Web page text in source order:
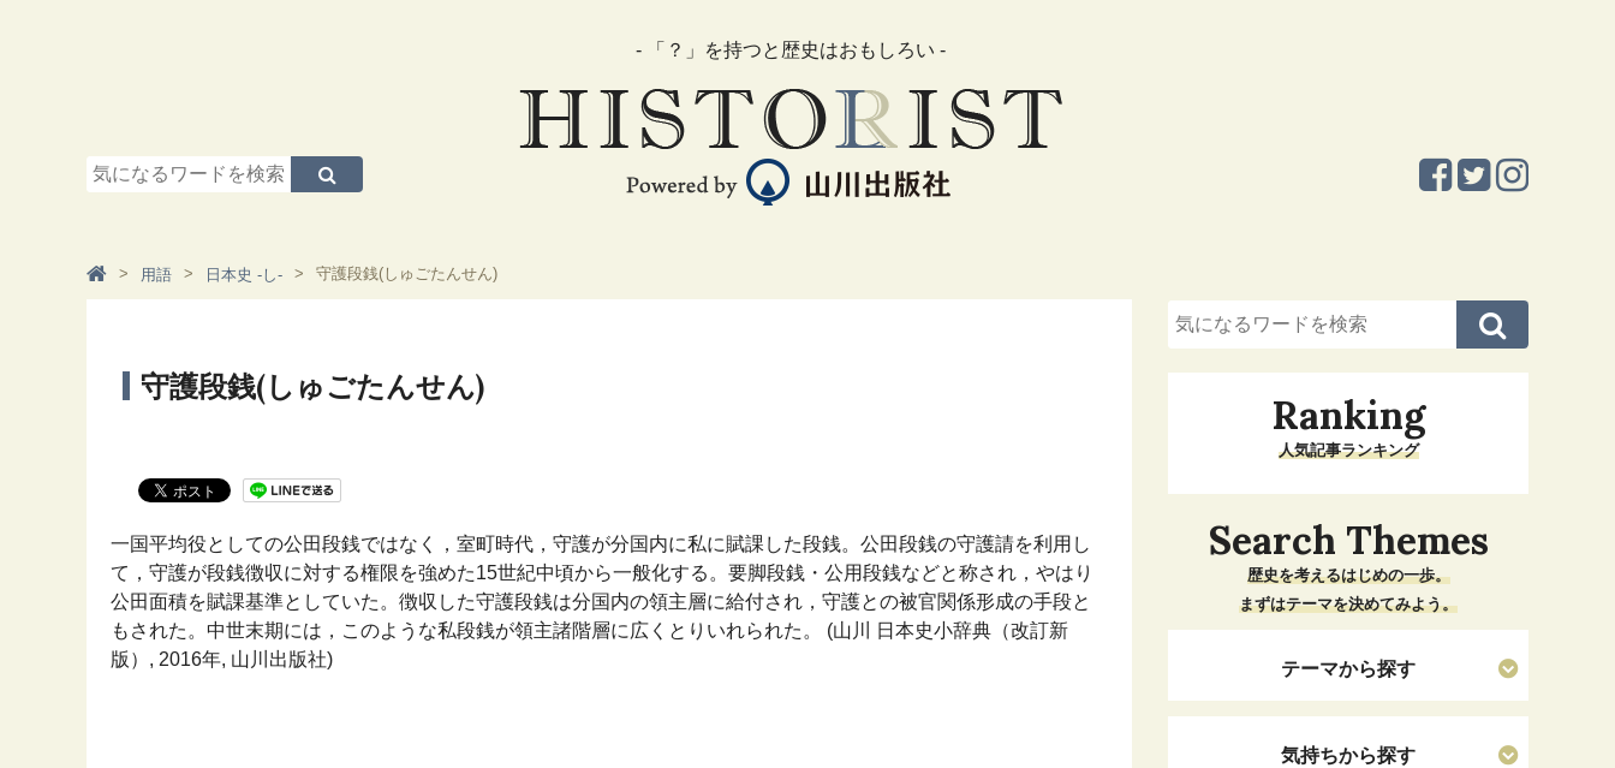
- 「？」を持つと歴史はおもしろい -
用語 日本史 -し- 守護段銭(しゅごたんせん)
守護段銭(しゅごたんせん)
一国平均役としての公田段銭ではなく，室町時代，守護が分国内に私に賦課した段銭。公田段銭の守護請を利用し
て，守護が段銭徴収に対する権限を強めた15世紀中頃から一般化する。要脚段銭・公用段銭などと称され，やはり
公田面積を賦課基準としていた。徴収した守護段銭は分国内の領主層に給付され，守護との被官関係形成の手段と
もされた。中世末期には，このような私段銭が領主諸階層に広くとりいれられた。 (山川 日本史小辞典（改訂新
版）, 2016年, 山川出版社)
Ranking
人気記事ランキング
Search Themes
歴史を考えるはじめの一歩。
まずはテーマを決めてみよう。
テーマから探す
気持ちから探す